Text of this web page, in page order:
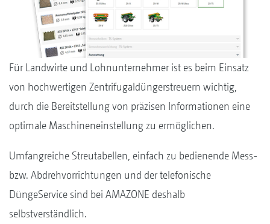
Für Landwirte und Lohnunternehmer ist es beim Einsatz
von hochwertigen Zentrifugaldüngerstreuern wichtig,
durch die Bereitstellung von präzisen Informationen eine
optimale Maschineneinstellung zu ermöglichen.
Umfangreiche Streutabellen, einfach zu bedienende Mess-
bzw. Abdrehvorrichtungen und der telefonische
DüngeService sind bei AMAZONE deshalb
selbstverständlich.